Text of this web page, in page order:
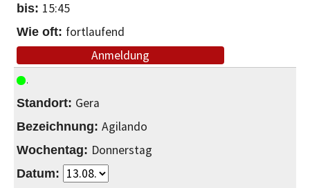
15:45
fortlaufend
Anmeldung
Gera
Agilando
Donnerstag